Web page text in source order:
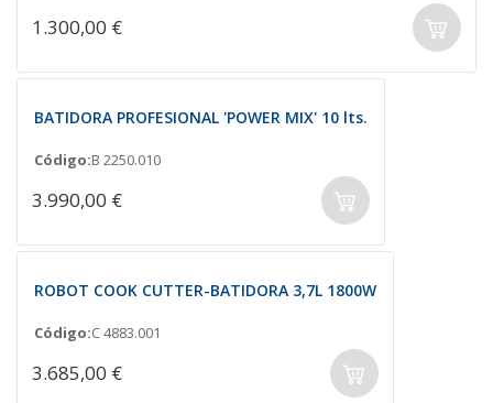
1.300,00 €
BATIDORA PROFESIONAL 'POWER MIX' 10 lts.
Código:B 2250.010
3.990,00 €
ROBOT COOK CUTTER-BATIDORA 3,7L 1800W
Código:C 4883.001
3.685,00 €